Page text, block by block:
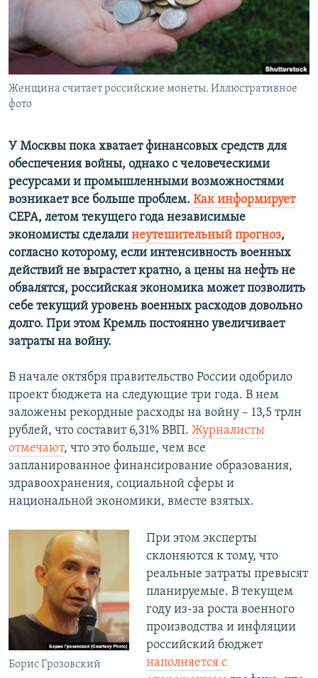
ПОБЕДИТЕЛЕЙ НЕ СУДЯТ?
КРЫМ.НЕПОКОРЕННЫЙ
УКРАИНСКАЯ ПРОБЛЕМА КРЫМА
Все сайты RFE/RL
Женщина считает российские монеты. Иллюстративное
фото
У Москвы пока хватает финансовых средств для
обеспечения войны, однако с человеческими
ресурсами и промышленными возможностями
возникает все больше проблем. Как информирует
СЕРА, летом текущего года независимые
экономисты сделали неутешительный прогноз,
согласно которому, если интенсивность военных
действий не вырастет кратно, а цены на нефть не
обвалятся, российская экономика может позволить
себе текущий уровень военных расходов довольно
долго. При этом Кремль постоянно увеличивает
затраты на войну.
В начале октября правительство России одобрило
проект бюджета на следующие три года. В нем
заложены рекордные расходы на войну – 13,5 трлн
рублей, что составит 6,31% ВВП. Журналисты
отмечают, что это больше, чем все
запланированное финансирование образования,
здравоохранения, социальной сферы и
национальной экономики, вместе взятых.
Борис Грозовский
При этом эксперты
склоняются к тому, что
реальные затраты превысят
планируемые. В текущем
году из-за роста военного
производства и инфляции
российский бюджет
наполняется с